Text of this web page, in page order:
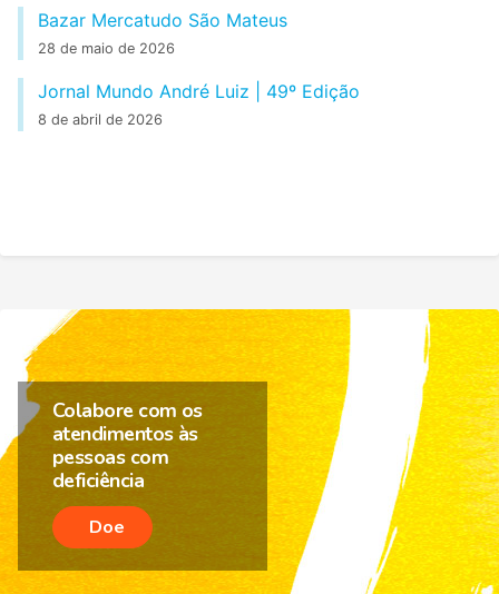
Bazar Mercatudo São Mateus
28 de maio de 2026
Jornal Mundo André Luiz | 49º Edição
8 de abril de 2026
Colabore com os
atendimentos às
pessoas com
deficiência
Doe